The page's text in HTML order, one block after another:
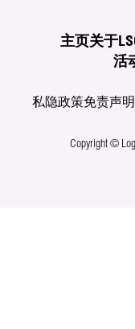
主页关于
活
私隐政策免责声明
Copyright ©